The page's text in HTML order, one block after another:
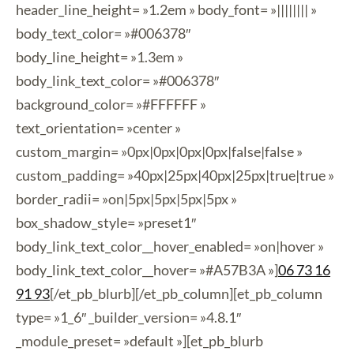
header_line_height= »1.2em » body_font= »|||||||| »
body_text_color= »#006378″
body_line_height= »1.3em »
body_link_text_color= »#006378″
background_color= »#FFFFFF »
text_orientation= »center »
custom_margin= »0px|0px|0px|0px|false|false »
custom_padding= »40px|25px|40px|25px|true|true »
border_radii= »on|5px|5px|5px|5px »
box_shadow_style= »preset1″
body_link_text_color__hover_enabled= »on|hover »
body_link_text_color__hover= »#A57B3A »]06 73 16
91 93[/et_pb_blurb][/et_pb_column][et_pb_column
type= »1_6″ _builder_version= »4.8.1″
_module_preset= »default »][et_pb_blurb